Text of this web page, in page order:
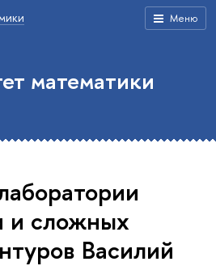
Меню
математики
и сложных
Василий